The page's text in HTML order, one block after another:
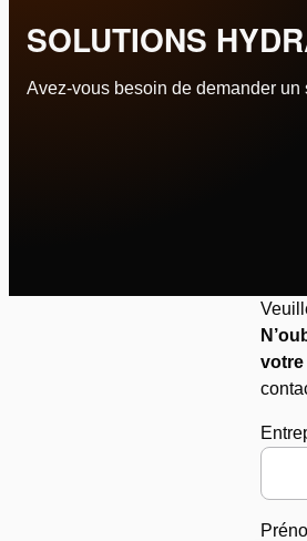
SOLUTIONS
Avez-vous besoin de demander
votre